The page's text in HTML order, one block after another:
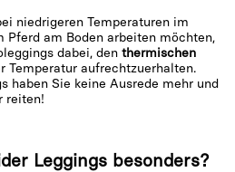
niedrigeren Temperaturen im
Pferd am Boden arbeiten möchten,
dabei, den thermischen
Temperatur aufrechtzuerhalten.
haben Sie keine Ausrede mehr und
reiten!
Leggings besonders?